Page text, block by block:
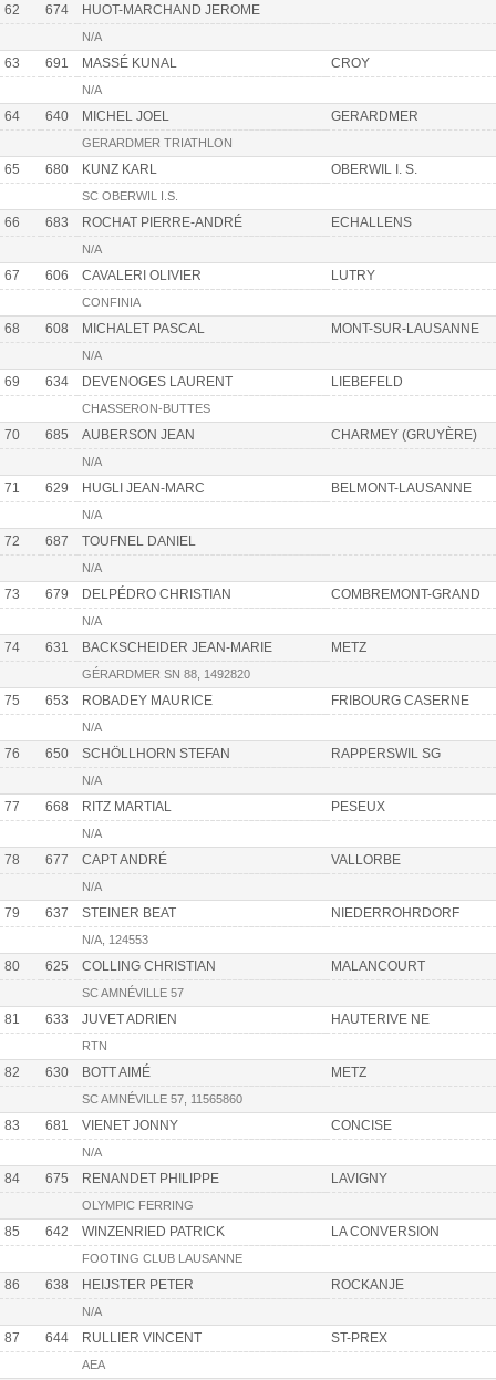
62 674 HUOT-MARCHAND JEROME
N/A
63 691 MASSÉ KUNAL CROY
N/A
64 640 MICHEL JOEL GERARDMER
GERARDMER TRIATHLON
65 680 KUNZ KARL OBERWIL I. S.
SC OBERWIL I.S.
66 683 ROCHAT PIERRE-ANDRÉ ECHALLENS
N/A
67 606 CAVALERI OLIVIER LUTRY
CONFINIA
68 608 MICHALET PASCAL MONT-SUR-LAUSANNE
N/A
69 634 DEVENOGES LAURENT LIEBEFELD
CHASSERON-BUTTES
70 685 AUBERSON JEAN CHARMEY (GRUYÈRE)
N/A
71 629 HUGLI JEAN-MARC BELMONT-LAUSANNE
N/A
72 687 TOUFNEL DANIEL
N/A
73 679 DELPÉDRO CHRISTIAN COMBREMONT-GRAND
N/A
74 631 BACKSCHEIDER JEAN-MARIE METZ
GÉRARDMER SN 88, 1492820
75 653 ROBADEY MAURICE FRIBOURG CASERNE
N/A
76 650 SCHÖLLHORN STEFAN RAPPERSWIL SG
N/A
77 668 RITZ MARTIAL PESEUX
N/A
78 677 CAPT ANDRÉ VALLORBE
N/A
79 637 STEINER BEAT NIEDERROHRDORF
N/A, 124553
80 625 COLLING CHRISTIAN MALANCOURT
SC AMNÉVILLE 57
81 633 JUVET ADRIEN HAUTERIVE NE
RTN
82 630 BOTT AIMÉ METZ
SC AMNÉVILLE 57, 11565860
83 681 VIENET JONNY CONCISE
N/A
84 675 RENANDET PHILIPPE LAVIGNY
OLYMPIC FERRING
85 642 WINZENRIED PATRICK LA CONVERSION
FOOTING CLUB LAUSANNE
86 638 HEIJSTER PETER ROCKANJE
N/A
87 644 RULLIER VINCENT ST-PREX
AEA